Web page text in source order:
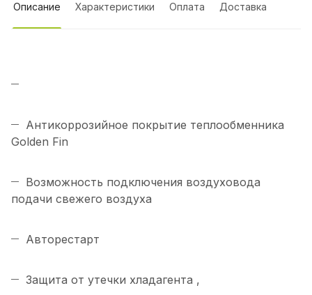
Описание Характеристики Оплата Доставка
Антикоррозийное покрытие теплообменника
Golden Fin
Возможность подключения воздуховода
подачи свежего воздуха
Авторестарт
Защита от утечки хладагента ,